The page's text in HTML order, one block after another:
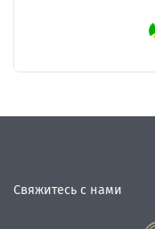
Свяжитесь с нами